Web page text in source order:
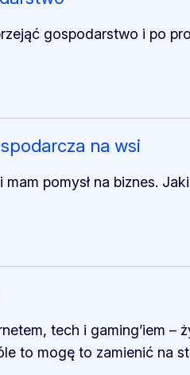
gospodarstwo i po
na wsi
mam pomysł na biznes.
tech i gaming’iem
to mogę to zamienić na